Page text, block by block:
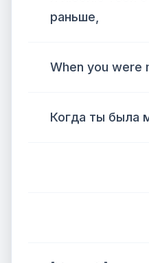
раньше,
When you were
Когда ты была